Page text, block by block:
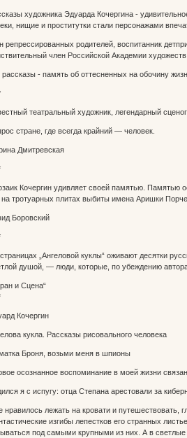
художника Эдуарда Кочергина -
нищие и проститутки стали персонажами
репрессированных родителей, воспитанник
член Российской Академии художеств.
рассказы - память об оттесненных на обочину
театральный художник, легендарный
стране, где всегда крайний — человек.
Дмитревская
Кочергин удивляет своей памятью. Памятью
на тротуарных плитах выбиты имена Аришки
Боровский
„Ангеловой куклы“ оживают десятки
душой, — люди, которые, по убеждению
и Сцена“
Кочергин
кукла. Рассказы рисовального человека
Броня, возьми меня в шпионы
осознанное воспоминание в моей жизни
я с испугу: отца Степана арестовали за
нравилось лежать на кровати и путешествовать,
изгибы лепестков его странных
под самыми крупными из них. А в